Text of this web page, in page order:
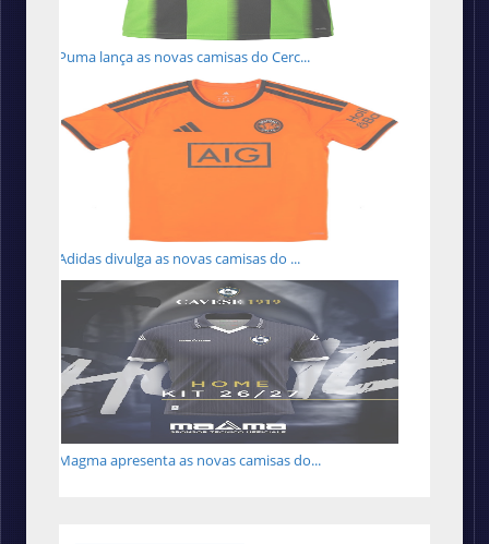
Puma lança as novas camisas do Cerc...
Adidas divulga as novas camisas do ...
Magma apresenta as novas camisas do...